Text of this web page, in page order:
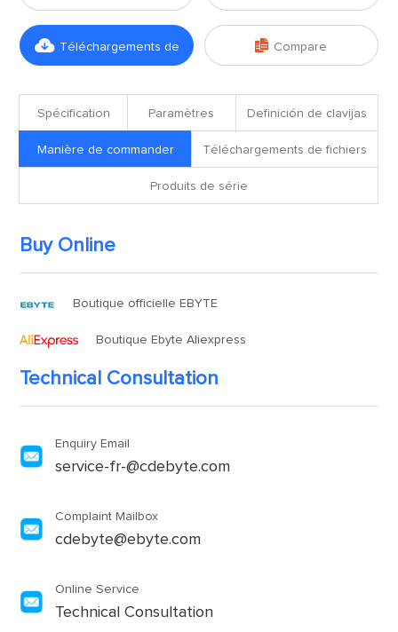
 Téléchargements de  Compare
Spécification Paramètres Definición de clavijas
Manière de commander Téléchargements de fichiers
Produits de série
Buy Online
Boutique officielle EBYTE
Boutique Ebyte Aliexpress
Technical Consultation
Enquiry Email
service-fr-@cdebyte.com
Complaint Mailbox
cdebyte@ebyte.com
Online Service
Technical Consultation